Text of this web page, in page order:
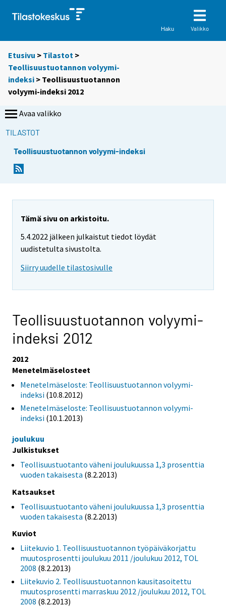
Haku Valikko
Etusivu > Tilastot >
Teollisuustuotannon volyymi-
indeksi > Teollisuustuotannon
volyymi-indeksi 2012
Avaa valikko
TILASTOT
Teollisuustuotannon volyymi-indeksi
Tämä sivu on arkistoitu.
5.4.2022 jälkeen julkaistut tiedot löydät
uudistetulta sivustolta.
Siirry uudelle tilastosivulle
Teollisuustuotannon volyymi-
indeksi 2012
2012
Menetelmäselosteet
Menetelmäseloste: Teollisuustuotannon volyymi-
indeksi (10.8.2012)
Menetelmäseloste: Teollisuustuotannon volyymi-
indeksi (10.1.2013)
joulukuu
Julkistukset
Teollisuustuotanto väheni joulukuussa 1,3 prosenttia
vuoden takaisesta (8.2.2013)
Katsaukset
Teollisuustuotanto väheni joulukuussa 1,3 prosenttia
vuoden takaisesta (8.2.2013)
Kuviot
Liitekuvio 1. Teollisuustuotannon työpäiväkorjattu
muutosprosentti joulukuu 2011 /joulukuu 2012, TOL
2008 (8.2.2013)
Liitekuvio 2. Teollisuustuotannon kausitasoitettu
muutosprosentti marraskuu 2012 /joulukuu 2012, TOL
2008 (8.2.2013)